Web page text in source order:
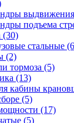
подъема
(30)
стальные
(2)
тормоза (5)
(13)
кабины
(5)
(17)
(5)